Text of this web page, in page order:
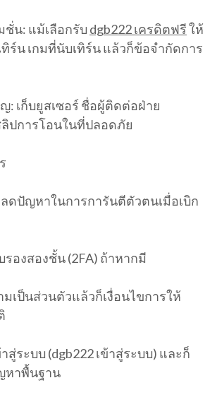
น: แม้เลือกรับ dgb222 เครดิตฟรีให้
ทิร์น เกมที่นับเทิร์น แล้วก็ข้อจำกัดการ
เก็บยูสเซอร์ ชื่อผู้ติดต่อฝ่าย
ปการโอนในที่ปลอดภัย
ดปัญหาในการการันตีตัวตนเมื่อเบิก
รองสองชั้น (2FA) ถ้าหากมี
เป็นส่วนตัวแล้วก็เงื่อนไขการให้
สู่ระบบ (dgb222 เข้าสู่ระบบ) และก็
หาพื้นฐาน